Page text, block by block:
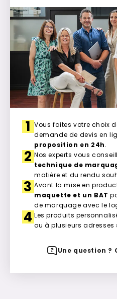
1 Vous faites votre choix
demande de devis en
proposition en 24h.
2 Nos experts vous
technique de
matière et du rendu
3 Avant la mise en
maquette et un BAT
de marquage avec le
4 Les produits
ou à plusieurs adresses
Une question ?